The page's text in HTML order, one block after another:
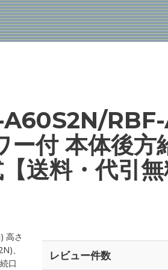
ー付 本体後方
送料・代引
高さ
、
口
レビュー件数